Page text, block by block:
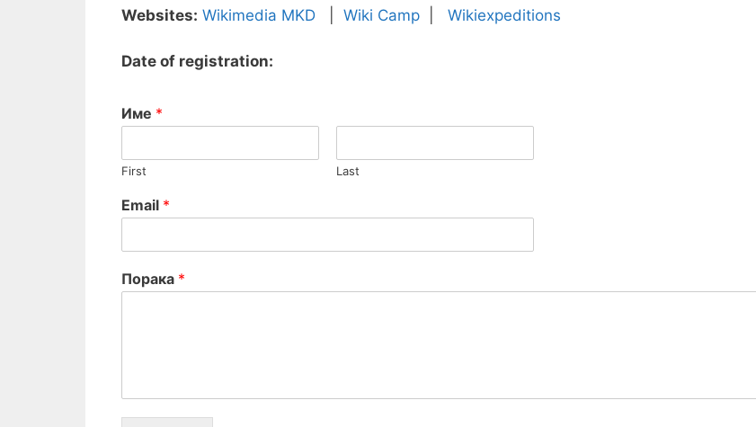
Websites: Wikimedia MKD| Wiki Camp| Wikiexpeditions
Date of registration:
Име *
First Last
Email *
Порака *